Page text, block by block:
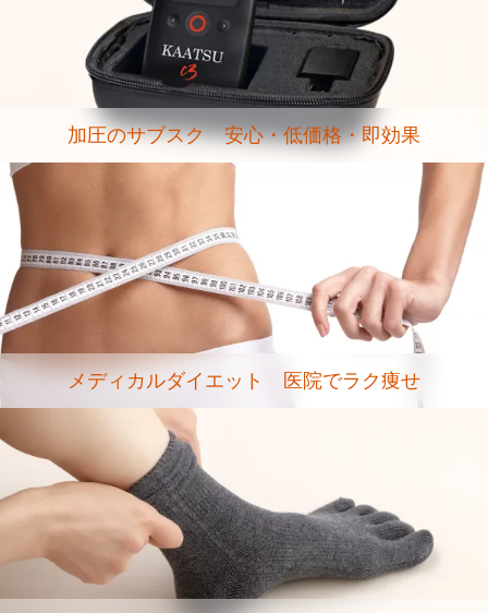
加圧のサブスク 安心・低価格・即効果
メディカルダイエット 医院でラク痩せ